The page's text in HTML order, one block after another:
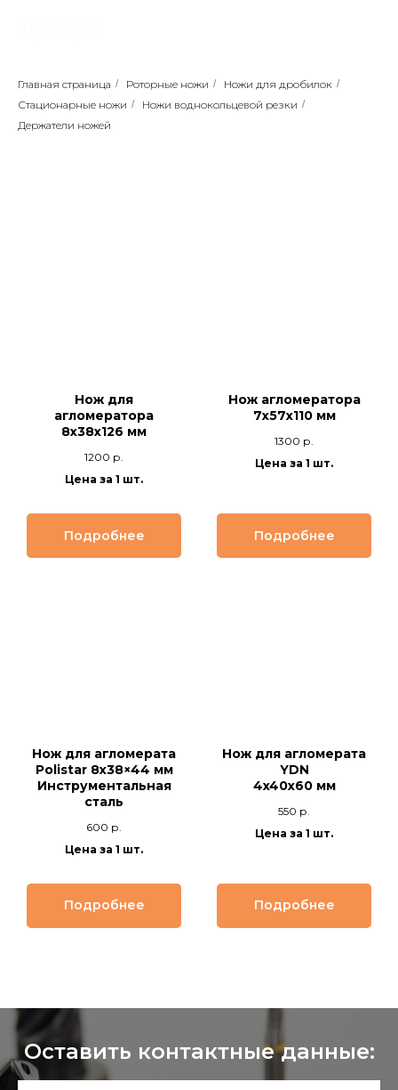
Главная страница / Роторные ножи / Ножи для дробилок /
Стационарные ножи / Ножи воднокольцевой резки /
Держатели ножей
Нож для
агломератора
8х38х126 мм
1200 р.
Цена за 1 шт.
Подробнее
Нож агломератора
7х57х110 мм
1300 р.
Цена за 1 шт.
Подробнее
Нож для агломерата
Polistar 8x38×44 мм
Инструментальная
сталь
600 р.
Цена за 1 шт.
Подробнее
Нож для агломерата
YDN
4x40x60 мм
550 р.
Цена за 1 шт.
Подробнее
Оставить контактные данные: